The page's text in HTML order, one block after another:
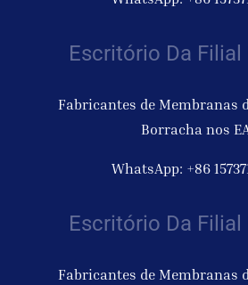
Escritório Da Filial
Fabricantes de Membranas
Borracha nos
WhatsApp: +86
Escritório Da Filial
Fabricantes de Membranas